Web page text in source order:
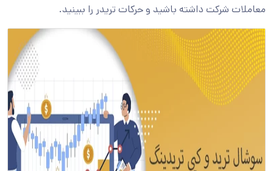
معاملات شرکت داشته باشید و حرکات تریدر را ببینید.